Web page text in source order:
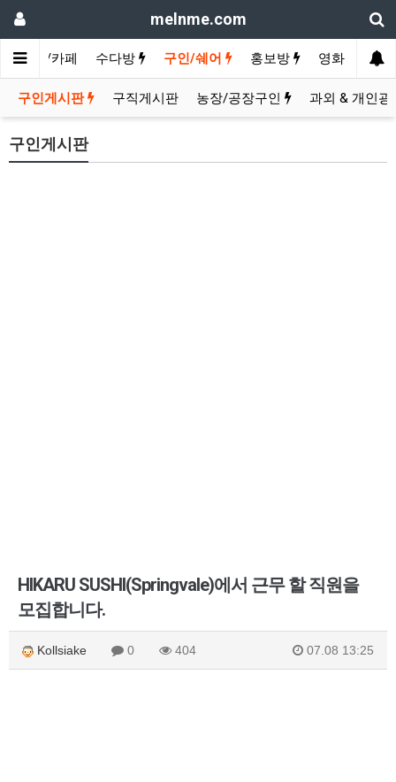
melnme.com
여행/카페 수다방 구인/쉐어 홍보방 영화 & TV보
구인게시판 구직게시판 농장/공장구인 과외 & 개인
구인게시판
HIKARU SUSHI(Springvale)에서 근무 할 직원을
모집합니다.
Kollsiake 0 404 07.08 13:25